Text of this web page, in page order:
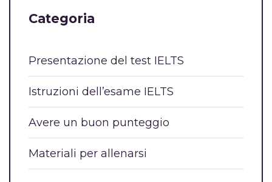
Categoria
Presentazione del test IELTS
Istruzioni dell’esame IELTS
Avere un buon punteggio
Materiali per allenarsi